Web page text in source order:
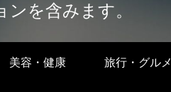
を含みます。
美容・健康 旅行・グルメ